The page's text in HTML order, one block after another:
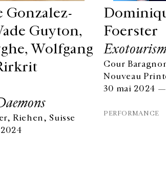
Guyton,
Wolfgang
Riehen, Suisse
Foerster
Cour
Nouveau
30 mai 2024 —
PERFORMANCE